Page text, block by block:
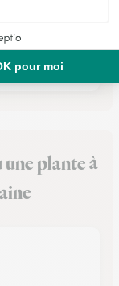
plante à